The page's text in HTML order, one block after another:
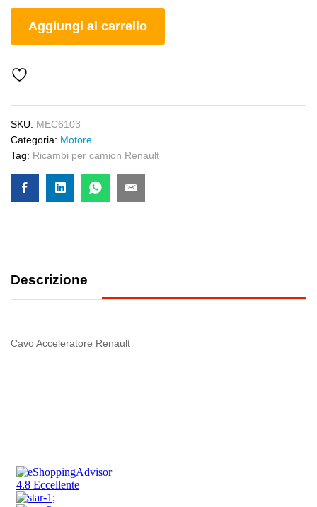
Aggiungi al carrello
SKU: MEC6103
Categoria: Motore
Tag: Ricambi per camion Renault
Descrizione
Cavo Acceleratore Renault